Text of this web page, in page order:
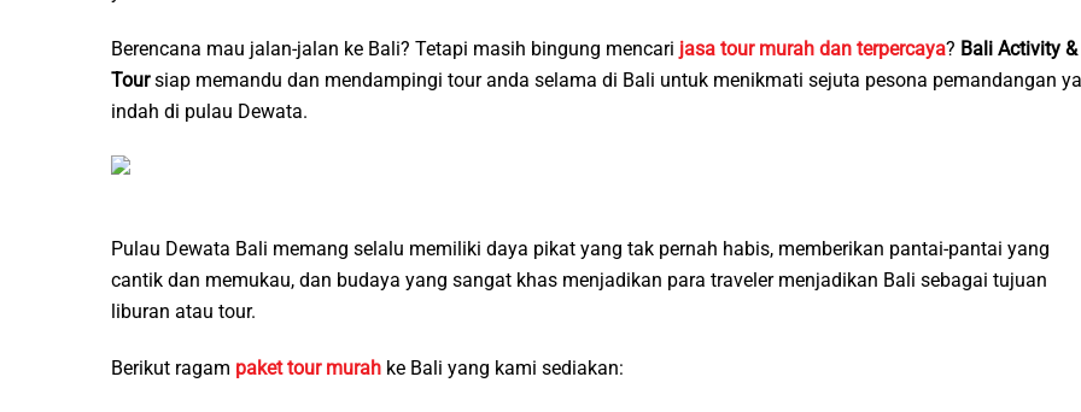
Berencana mau jalan-jalan ke Bali? Tetapi masih bingung mencari jasa tour murah dan terpercaya? Bali Activity &
Toursiap memandu dan mendampingi tour anda selama di Bali untuk menikmati sejuta pesona pemandangan
indah di pulau Dewata.
Pulau Dewata Bali memang selalu memiliki daya pikat yang tak pernah habis, memberikan pantai-pantai yang
cantik dan memukau, dan budaya yang sangat khas menjadikan para traveler menjadikan Bali sebagai tujuan
liburan atau tour.
Berikut ragam paket tour murah ke Bali yang kami sediakan: